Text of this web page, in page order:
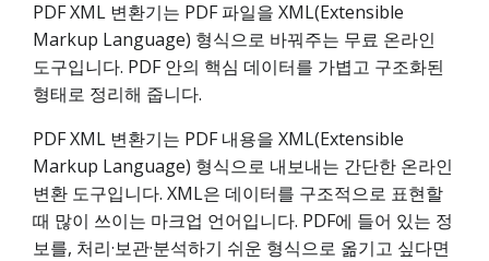
PDF XML 변환기는 PDF 파일을 XML(Extensible
Markup Language) 형식으로 바꿔주는 무료 온라인
도구입니다. PDF 안의 핵심 데이터를 가볍고 구조화된
형태로 정리해 줍니다.
PDF XML 변환기는 PDF 내용을 XML(Extensible
Markup Language) 형식으로 내보내는 간단한 온라인
변환 도구입니다. XML은 데이터를 구조적으로 표현할
때 많이 쓰이는 마크업 언어입니다. PDF에 들어 있는 정
보를, 처리·보관·분석하기 쉬운 형식으로 옮기고 싶다면